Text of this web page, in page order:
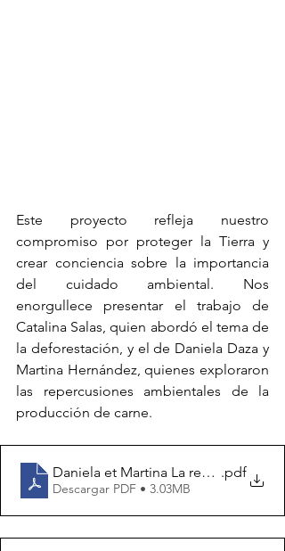
Este proyecto refleja nuestro
compromiso por proteger la Tierra y
crear conciencia sobre la importancia
del cuidado ambiental. Nos
enorgullece presentar el trabajo de
Catalina Salas, quien abordó el tema de
la deforestación, y el de Daniela Daza y
Martina Hernández, quienes exploraron
las repercusiones ambientales de la
producción de carne.
Daniela et Martina La rebéllion de la
.pdf
Descargar PDF • 3.03MB